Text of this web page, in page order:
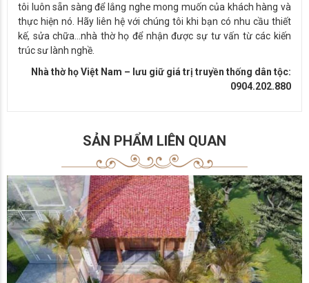
tôi luôn sẵn sàng để lắng nghe mong muốn của khách hàng và
thực hiện nó. Hãy liên hệ với chúng tôi khi bạn có nhu cầu thiết
kế, sửa chữa…nhà thờ họ để nhận được sự tư vấn từ các kiến
trúc sư lành nghề.
Nhà thờ họ Việt Nam – lưu giữ giá trị truyền thống dân tộc:
0904.202.880
SẢN PHẨM LIÊN QUAN